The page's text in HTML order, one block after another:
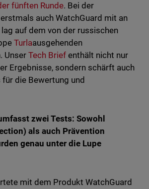
fünften Runde. Bei der
auch WatchGuard mit an
auf dem von der russischen
Turlaausgehenden
Unser Tech Brief enthält nicht nur
Ergebnisse, sondern schärft auch
die Bewertung und
zwei Tests: Sowohl
als auch Prävention
genau unter die Lupe
mit dem Produkt WatchGuard